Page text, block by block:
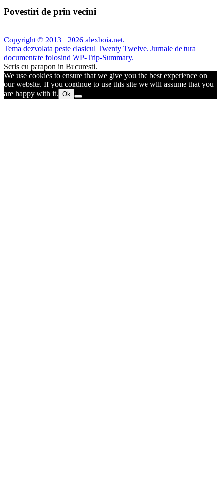
Povestiri de prin vecini
Copyright © 2013 - 2026 alexboia.net.
Tema dezvolata peste clasicul Twenty Twelve. Jurnale de tura
documentate folosind WP-Trip-Summary.
Scris cu parapon in Bucuresti.
We use cookies to ensure that we give you the best experience on
our website. If you continue to use this site we will assume that you
are happy with it. Ok